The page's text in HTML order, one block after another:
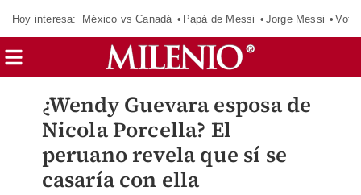
Hoy interesa: México vs Canadá Papá de Messi Jorge Messi
¿Wendy Guevara esposa de
Nicola Porcella? El
peruano revela que sí se
casaría con ella